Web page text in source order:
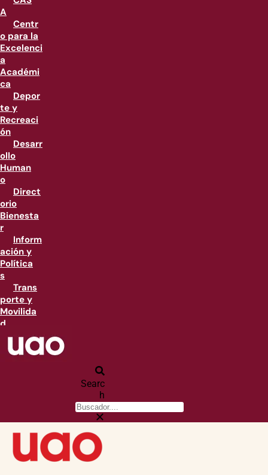
A
Centr
o para la
Excelenci
a
Académi
ca
Depor
te y
Recreaci
ón
Desarr
ollo
Human
o
Direct
orio
Bienesta
r
Inform
ación y
Política
s
Trans
porte y
Movilida
d
Searc
h